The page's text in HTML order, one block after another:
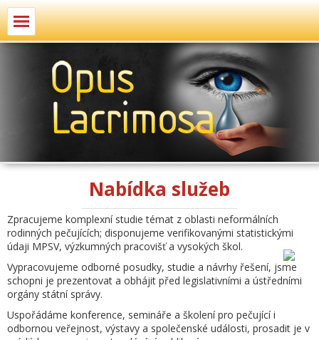
Nabídka služeb
Zpracujeme komplexní studie témat z oblasti neformálních
rodinných pečujících; disponujeme verifikovanými statistickými
údaji MPSV, výzkumných pracovišť a vysokých škol.
Vypracovujeme odborné posudky, studie a návrhy řešení, jsme
schopni je prezentovat a obhájit před legislativními a ústředními
orgány státní správy.
Uspořádáme konference, semináře a školení pro pečující i
odbornou veřejnost, výstavy a společenské události, prosadit je v